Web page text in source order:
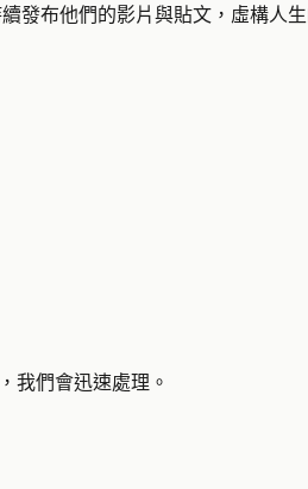
發布他們的影片與貼文，虛構人
我們會迅速處理。